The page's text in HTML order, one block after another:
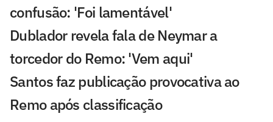
confusão: 'Foi lamentável'
Dublador revela fala de Neymar a
torcedor do Remo: 'Vem aqui'
Santos faz publicação provocativa ao
Remo após classificação